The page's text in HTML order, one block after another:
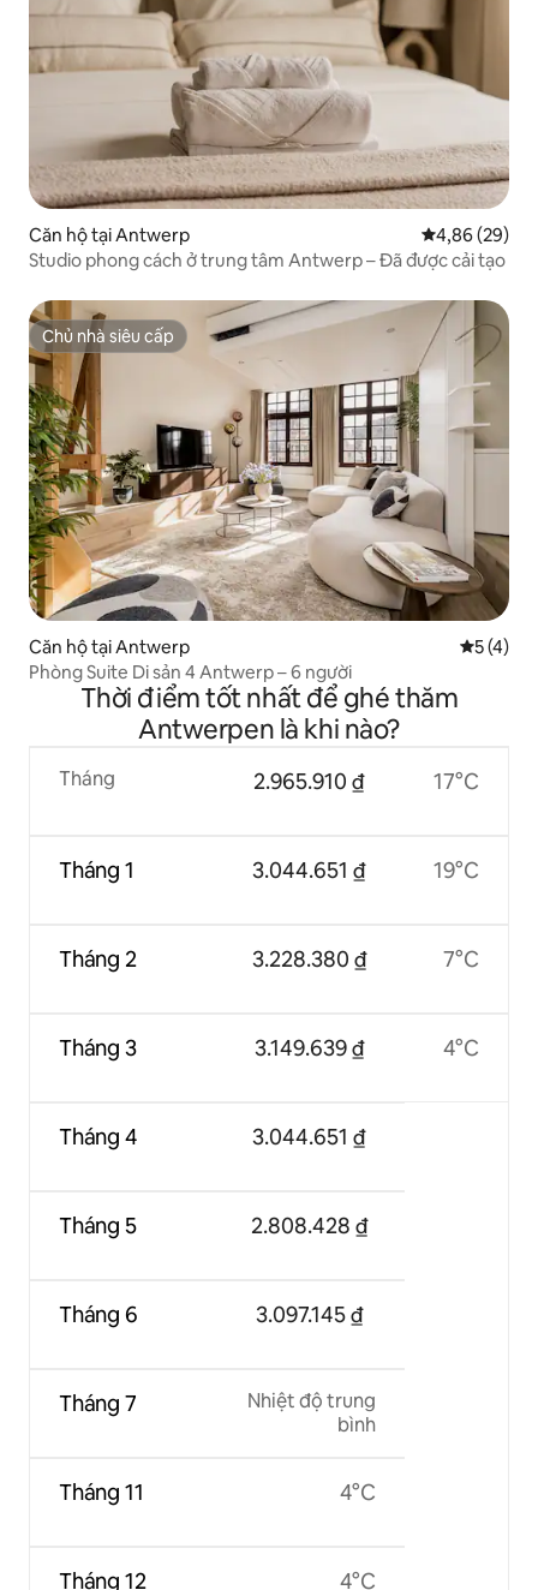
Căn hộ tại Antwerp Xếp hạng
4,86 (29)
Studio phong cách ở trung tâm Antwerp – Đã được cải tạo
Chủ nhà siêu cấp
Chủ nhà siêu cấp
Căn hộ tại Antwerp Xếp5 (4)
Phòng Suite Di sản 4 Antwerp – 6 người
Thời điểm tốt nhất để ghé thăm
Antwerpen là khi nào?
Tháng
Tháng 1
Tháng 2
Tháng 3
Tháng 4
Tháng 5
Tháng 6
Tháng 7
Tháng 11
Tháng 12
2.965.910 ₫
3.044.651 ₫
3.228.380 ₫
3.149.639 ₫
3.044.651 ₫
2.808.428 ₫
3.097.145 ₫
Nhiệt độ trung
bình
4°C
4°C
17°C
19°C
7°C
4°C